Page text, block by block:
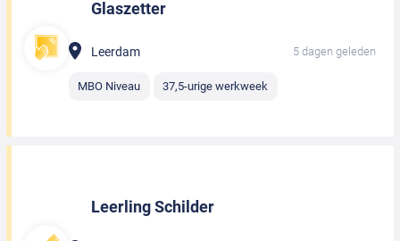
Glaszetter
Leerdam 5 dagen geleden
MBO Niveau 37,5-urige werkweek
Leerling Schilder